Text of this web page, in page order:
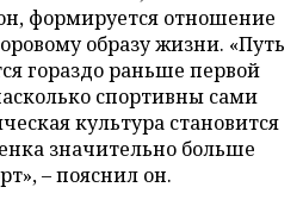
формируется отношение
образу жизни. «Путь
гораздо раньше первой
спортивны сами
культура становится
значительно больше
– пояснил он.